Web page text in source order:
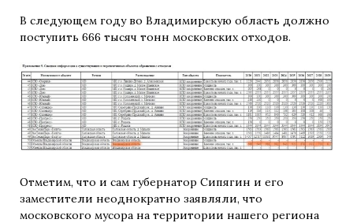
В следующем году во Владимирскую область должно
поступить 666 тысяч тонн московских отходов.
Отметим, что и сам губернатор Сипягин и его
заместители неоднократно заявляли, что
московского мусора на территории нашего региона